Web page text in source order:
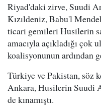
Riyad'daki zirve, Suudi
Kızıldeniz, Babu'l
ticari gemileri Husilerin
amacıyla açıkladığı
koalisyonunun ardından
Türkiye ve Pakistan, söz
Ankara, Husilerin Suudi
de kınamıştı.